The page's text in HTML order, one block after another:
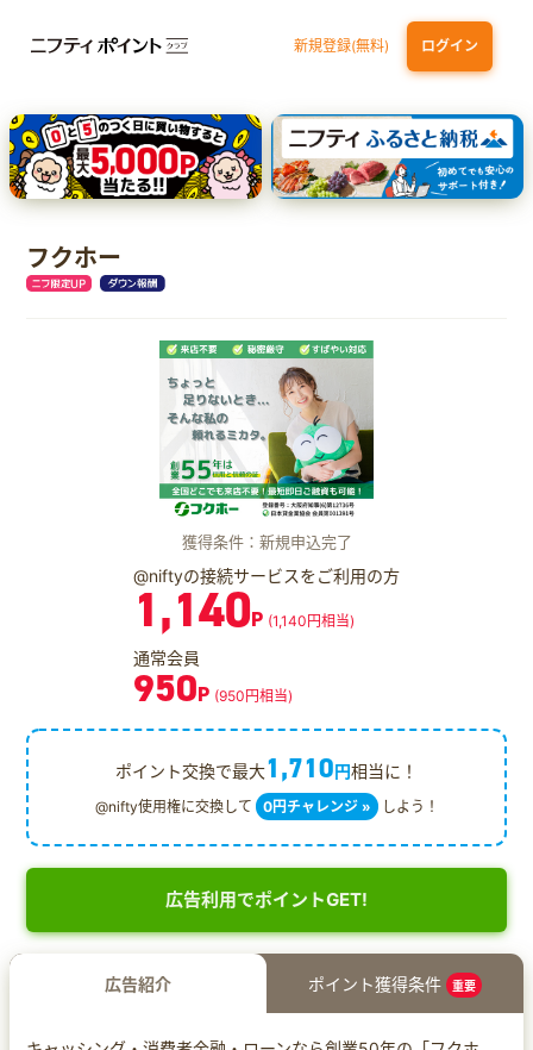
新規登録(無料) ログイン
三井住友カード（NL）オーロラデザイン
【三井住友銀行口座お持ちの方専用】Olive口座切替 P-one Wiz
ライフカードビジネスライトプラス dカード
フクホー
獲得条件：新規申込完了
@niftyの接続サービスをご利用の方
1,140P (1,140円相当)
通常会員
950P (950円相当)
ポイント交換で最大1,710円相当に！
@nifty使用権に交換して 0円チャレンジ » しよう！
広告利用でポイントGET!
広告紹介 ポイント獲得条件 重要